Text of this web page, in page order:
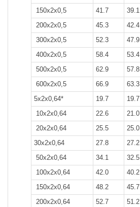
150x2x0,5
41.7 39.1
200x2x0,5
45.3 42.4
300x2x0,5
52.3 47.9
400x2x0,5
58.4 53.4
500x2x0,5
62.9 57.8
600x2x0,5
66.9 63.3
5х2х0,64*
19.7 19.7
10x2x0,64
22.6 21.0
20x2x0,64
25.5 25.0
30x2x0,64
27.8 27.2
50x2x0,64
34.1 32.5
100x2x0,64
42.0 40.2
150x2x0,64
48.2 45.7
200x2x0,64
52.7 51.2